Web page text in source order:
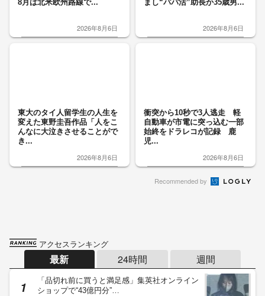
8月は北米欧州路線で...
2026年8月6日
まし“パパ活”助長か35歳男...
2026年8月6日
東大のタイ人留学生の人生を
変えた東野圭吾作品「人をこ
んなに大泣きさせることがで
き...
2026年8月6日
衝突から10秒で3人逃走 軽
自動車が市電に突っ込む一部
始終をドラレコが記録 鹿
児...
2026年8月6日
Recommended by
アクセスランキング
最新 24時間 週間
「品切れ前に買うと満足感」集英社オンライン
ショップで“43億円分”…